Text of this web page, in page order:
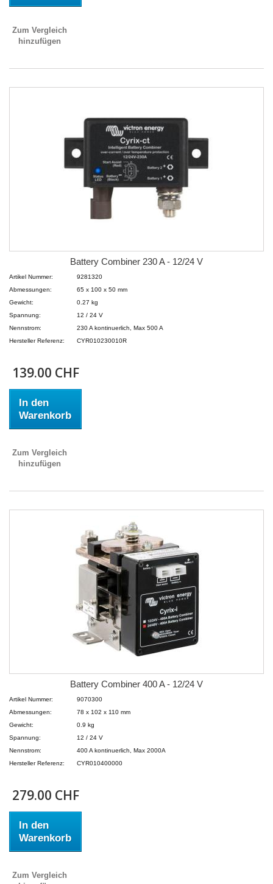
Zum Vergleich
hinzufügen
Battery Combiner 230 A - 12/24 V
Artikel Nummer:
9281320
Abmessungen:
65 x 100 x 50 mm
Gewicht:
0.27 kg
Spannung:
12 / 24 V
Nennstrom:
230 A kontinuerlich, Max 500 A
Hersteller Referenz:
CYR010230010R
139.00 CHF
In den
Warenkorb
Zum Vergleich
hinzufügen
Battery Combiner 400 A - 12/24 V
Artikel Nummer:
9070300
Abmessungen:
78 x 102 x 110 mm
Gewicht:
0.9 kg
Spannung:
12 / 24 V
Nennstrom:
400 A kontinuerlich, Max 2000A
Hersteller Referenz:
CYR010400000
279.00 CHF
In den
Warenkorb
Zum Vergleich